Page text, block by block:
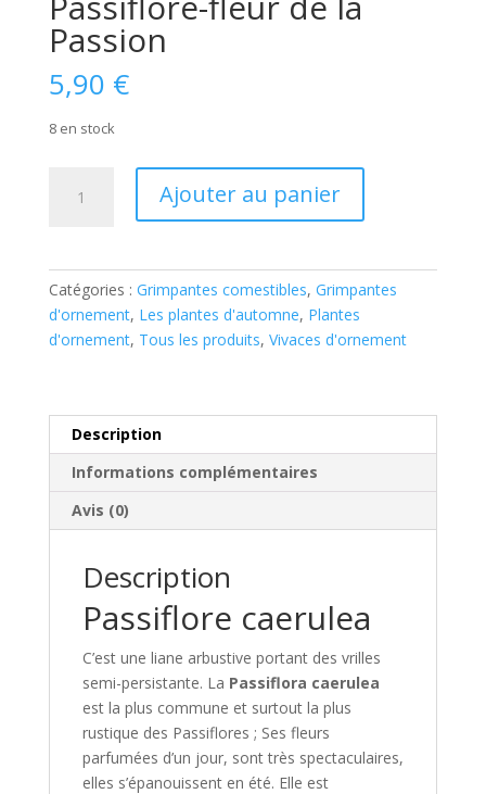
Passion
5,90 €
8 en stock
la
Passion
Ajouter au panier
Catégories : Grimpantes comestibles, Grimpantes
d'ornement, Les plantes d'automne, Plantes
d'ornement, Tous les produits, Vivaces d'ornement
Description
Informations complémentaires
Avis (0)
Description
Passiflore caerulea
C’est une liane arbustive portant des vrilles
semi-persistante. La Passiflora caerulea
est la plus commune et surtout la plus
rustique des Passiflores ; Ses fleurs
parfumées d’un jour, sont très spectaculaires,
elles s’épanouissent en été. Elle est